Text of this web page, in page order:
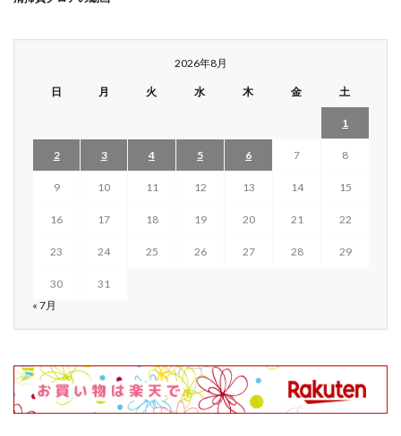
2026年8月
日 月 火 水 木 金 土
1
2 3 4 5 6 7 8
9 10 11 12 13 14 15
16 17 18 19 20 21 22
23 24 25 26 27 28 29
30
31
« 7月